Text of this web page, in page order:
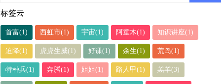
标签云
首富(1) 西虹市(1) 宇宙(1) 阿童木(1) 知识讲座(1)
迫降(1) 虎虎生威(1) 好课(1) 余生(1) 荒岛(1)
特种兵(1) 奔腾(1) 姐姐(1) 路人甲(1) 羔羊(3)